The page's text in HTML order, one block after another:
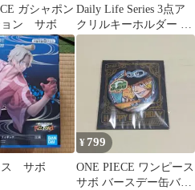
ガシャポン
ョン サボ
Daily Life Series 3点ア
クリルキーホルダー ワ
ンピース
ス サボ
¥ 799
ONE PIECE ワンピース
サボ バースデー缶バッ